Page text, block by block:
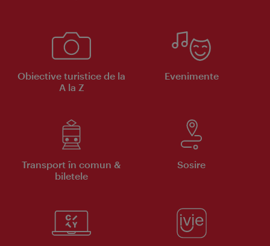
Obiective turistice de la
A la Z
Evenimente
Transport în comun &
biletele
Sosire